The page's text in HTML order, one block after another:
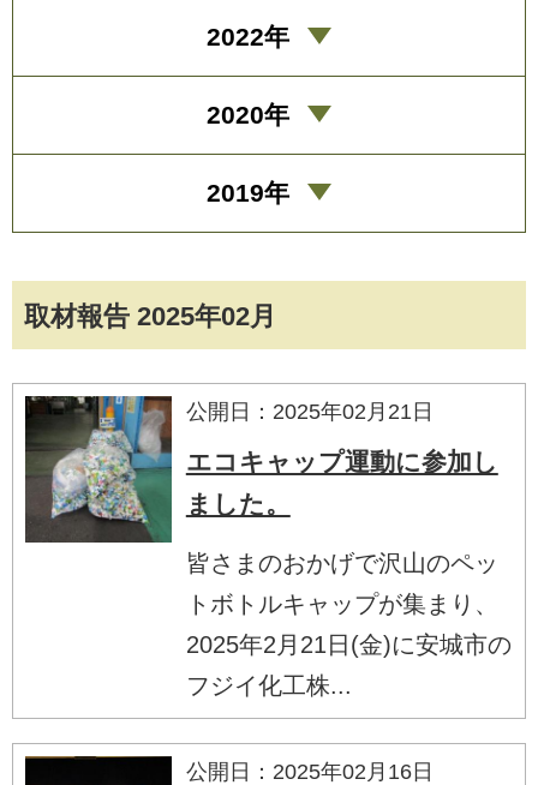
取材報告 2025年02月
公開日：2025年02月21日
エコキャップ運動に参加し
ました。
皆さまのおかげで沢山のペッ
トボトルキャップが集まり、
2025年2月21日(金)に安城市の
フジイ化工株...
公開日：2025年02月16日
2022年
2020年
2019年